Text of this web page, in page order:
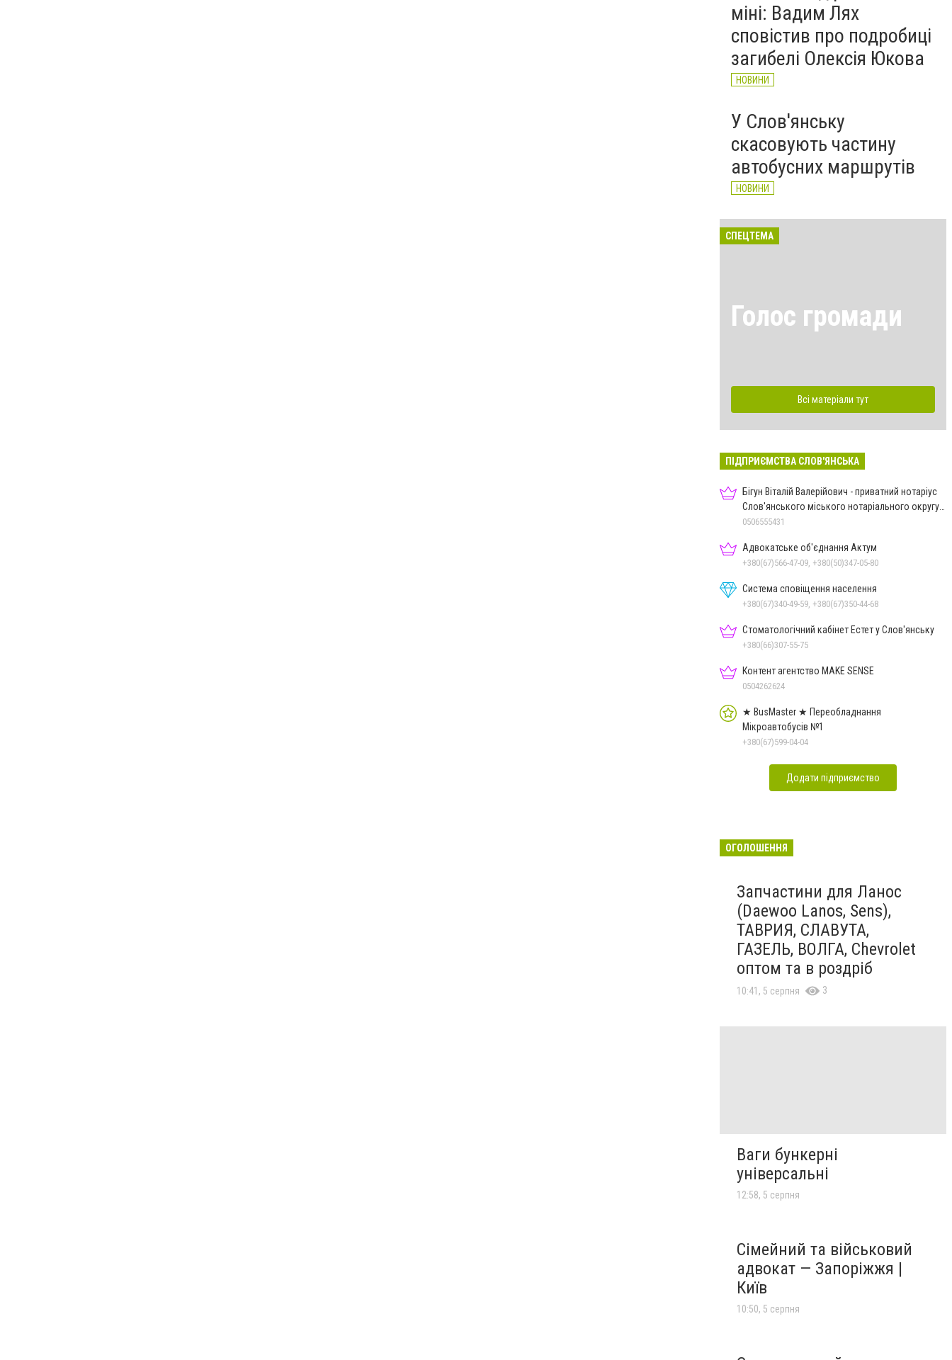
міні: Вадим Лях
сповістив про подробиці
загибелі Олексія Юкова
НОВИНИ
У Слов'янську
скасовують частину
автобусних маршрутів
НОВИНИ
СПЕЦТЕМА
Голос громади
Всі матеріали тут
ПІДПРИЄМСТВА СЛОВ'ЯНСЬКА
Бігун Віталій Валерійович - приватний нотаріус
Слов'янського міського нотаріального округу
Дон.обл.
0506555431
Адвокатське об'єднання Актум
+380(67)566-47-09, +380(50)347-05-80
Система сповіщення населення
+380(67)340-49-59, +380(67)350-44-68
Стоматологічний кабінет Естет у Слов'янську
+380(66)307-55-75
Контент агентство MAKE SENSE
0504262624
★ BusMaster ★ Переобладнання
Мікроавтобусів №1
+380(67)599-04-04
Додати підприємство
ОГОЛОШЕННЯ
Запчастини для Ланос
(Daewoo Lanos, Sens),
ТАВРИЯ, СЛАВУТА,
ГАЗЕЛЬ, ВОЛГА, Chevrolet
оптом та в роздріб
10:41, 5 серпня 3
Ваги бункерні
універсальні
12:58, 5 серпня
Сімейний та військовий
адвокат — Запоріжжя |
Київ
10:50, 5 серпня